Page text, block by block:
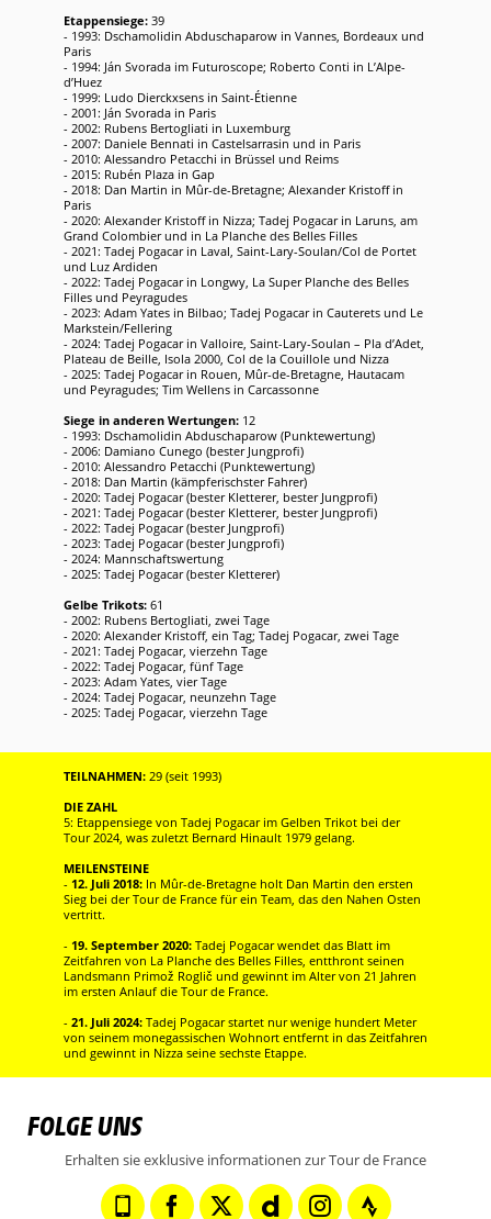
Etappensiege: 39
- 1993: Dschamolidin Abduschaparow in Vannes, Bordeaux und
Paris
- 1994: Ján Svorada im Futuroscope; Roberto Conti in L’Alpe-
d’Huez
- 1999: Ludo Dierckxsens in Saint-Étienne
- 2001: Ján Svorada in Paris
- 2002: Rubens Bertogliati in Luxemburg
- 2007: Daniele Bennati in Castelsarrasin und in Paris
- 2010: Alessandro Petacchi in Brüssel und Reims
- 2015: Rubén Plaza in Gap
- 2018: Dan Martin in Mûr-de-Bretagne; Alexander Kristoff in
Paris
- 2020: Alexander Kristoff in Nizza; Tadej Pogacar in Laruns, am
Grand Colombier und in La Planche des Belles Filles
- 2021: Tadej Pogacar in Laval, Saint-Lary-Soulan/Col de Portet
und Luz Ardiden
- 2022: Tadej Pogacar in Longwy, La Super Planche des Belles
Filles und Peyragudes
- 2023: Adam Yates in Bilbao; Tadej Pogacar in Cauterets und Le
Markstein/Fellering
- 2024: Tadej Pogacar in Valloire, Saint-Lary-Soulan – Pla d’Adet,
Plateau de Beille, Isola 2000, Col de la Couillole und Nizza
- 2025: Tadej Pogacar in Rouen, Mûr-de-Bretagne, Hautacam
und Peyragudes; Tim Wellens in Carcassonne
Siege in anderen Wertungen: 12
- 1993: Dschamolidin Abduschaparow (Punktewertung)
- 2006: Damiano Cunego (bester Jungprofi)
- 2010: Alessandro Petacchi (Punktewertung)
- 2018: Dan Martin (kämpferischster Fahrer)
- 2020: Tadej Pogacar (bester Kletterer, bester Jungprofi)
- 2021: Tadej Pogacar (bester Kletterer, bester Jungprofi)
- 2022: Tadej Pogacar (bester Jungprofi)
- 2023: Tadej Pogacar (bester Jungprofi)
- 2024: Mannschaftswertung
- 2025: Tadej Pogacar (bester Kletterer)
Gelbe Trikots: 61
- 2002: Rubens Bertogliati, zwei Tage
- 2020: Alexander Kristoff, ein Tag; Tadej Pogacar, zwei Tage
- 2021: Tadej Pogacar, vierzehn Tage
- 2022: Tadej Pogacar, fünf Tage
- 2023: Adam Yates, vier Tage
- 2024: Tadej Pogacar, neunzehn Tage
- 2025: Tadej Pogacar, vierzehn Tage
TEILNAHMEN: 29 (seit 1993)
DIE ZAHL
5: Etappensiege von Tadej Pogacar im Gelben Trikot bei der
Tour 2024, was zuletzt Bernard Hinault 1979 gelang.
MEILENSTEINE
- 12. Juli 2018: In Mûr-de-Bretagne holt Dan Martin den ersten
Sieg bei der Tour de France für ein Team, das den Nahen Osten
vertritt.
- 19. September 2020: Tadej Pogacar wendet das Blatt im
Zeitfahren von La Planche des Belles Filles, entthront seinen
Landsmann Primož Roglič und gewinnt im Alter von 21 Jahren
im ersten Anlauf die Tour de France.
- 21. Juli 2024: Tadej Pogacar startet nur wenige hundert Meter
von seinem monegassischen Wohnort entfernt in das Zeitfahren
und gewinnt in Nizza seine sechste Etappe.
FOLGE UNS
Erhalten sie exklusive informationen zur Tour de France